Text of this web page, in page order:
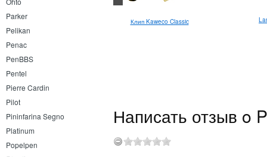
Parker
Pelikan
Penac
PenBBS
Pentel
Pierre Cardin
Pilot
Pininfarina Segno
Platinum
Popelpen
Carioca Glitter 1.0 Клип Kaweco Classic
Написать отзыв o